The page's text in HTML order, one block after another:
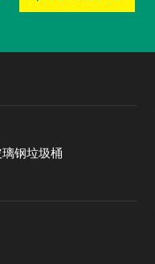
璃钢垃圾桶